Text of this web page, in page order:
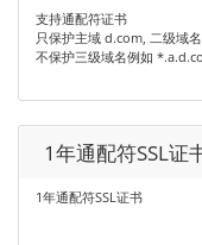
支持通配符证书
只保护主域 d.com, 二级域
不保护三级域名例如
1年通配符SSL证
1年通配符SSL证书